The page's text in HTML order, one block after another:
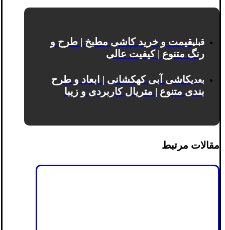
قبلیقیمت و خرید کاشی مطبخ | طرح و
رنگ متنوع | کیفیت عالی
بعدیکاشی آبی کهکشانی | ابعاد و طرح
بندی متنوع | متریال کاربردی و زیبا
مقالات مرتبط